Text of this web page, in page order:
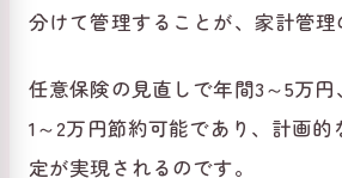
分けて管理することが、家計管理
任意保険の見直しで年間3～5万
1～2万円節約可能であり、計画
定が実現されるのです。